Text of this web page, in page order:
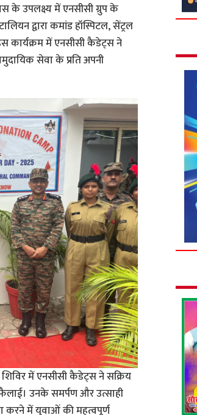
के उपलक्ष्य में एनसीसी ग्रुप के
द्वारा कमांड हॉस्पिटल, सेंट्रल
कार्यक्रम में एनसीसी कैडेट्स ने
सेवा के प्रति अपनी
में एनसीसी कैडेट्स ने सक्रिय
उनके समर्पण और उत्साही
करने में युवाओं की महत्वपूर्ण